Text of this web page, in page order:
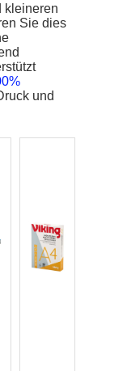
kleineren
Sie dies
und